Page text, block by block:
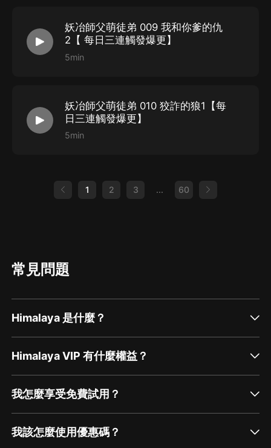
魚尾：孫青杉、週磬聲、蘇潛、徐翰墨、王敏之
彥天：玄靈、陳啟、孫智、父東原、木頭
一只阿聲聲：清荷、賀蘭柔
尋薇藍鳴：神農迦陵、婉如
dafei：明王陳夙、孫謙、世子、劉公公、張鐵牛、劉師
小雪糕長睫毛：蘇青、林碧水、八公主、群雜
芮驚蟄：慶元（十公主）
無相空空：孫勇、太守等
妖冶師父萌徒弟 009 我和你爹的仇
2【 每日三連觸發爆更】
5min
妖冶師父萌徒弟 010 狡詐的狼1【每
日三連觸發爆更】
5min
1 2 3 ... 60
常見問題
Himalaya 是什麼？
Himalaya VIP 有什麼權益？
我怎麼享受免費試用？
我該怎麼使用優惠碼？